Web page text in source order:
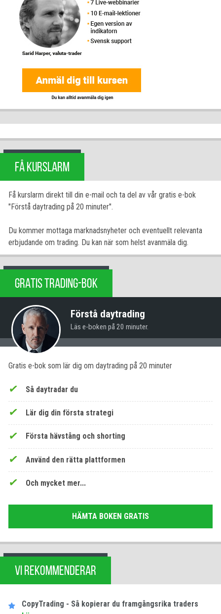
FÅ KURSLARM
Få kurslarm direkt till din e-mail och ta del av vår gratis e-bok
"Förstå daytrading på 20 minuter".
Du kommer mottaga marknadsnyheter och eventuellt relevanta
erbjudande om trading. Du kan när som helst avanmäla dig.
GRATIS TRADING-BOK
Förstå daytrading
Läs e-boken på 20 minuter.
Gratis e-bok som lär dig om daytrading på 20 minuter
Så daytradar du
Lär dig din första strategi
Första hävstång och shorting
Använd den rätta plattformen
Och mycket mer...
HÄMTA BOKEN GRATIS
VI REKOMMENDERAR
CopyTrading - Så kopierar du framgångsrika traders